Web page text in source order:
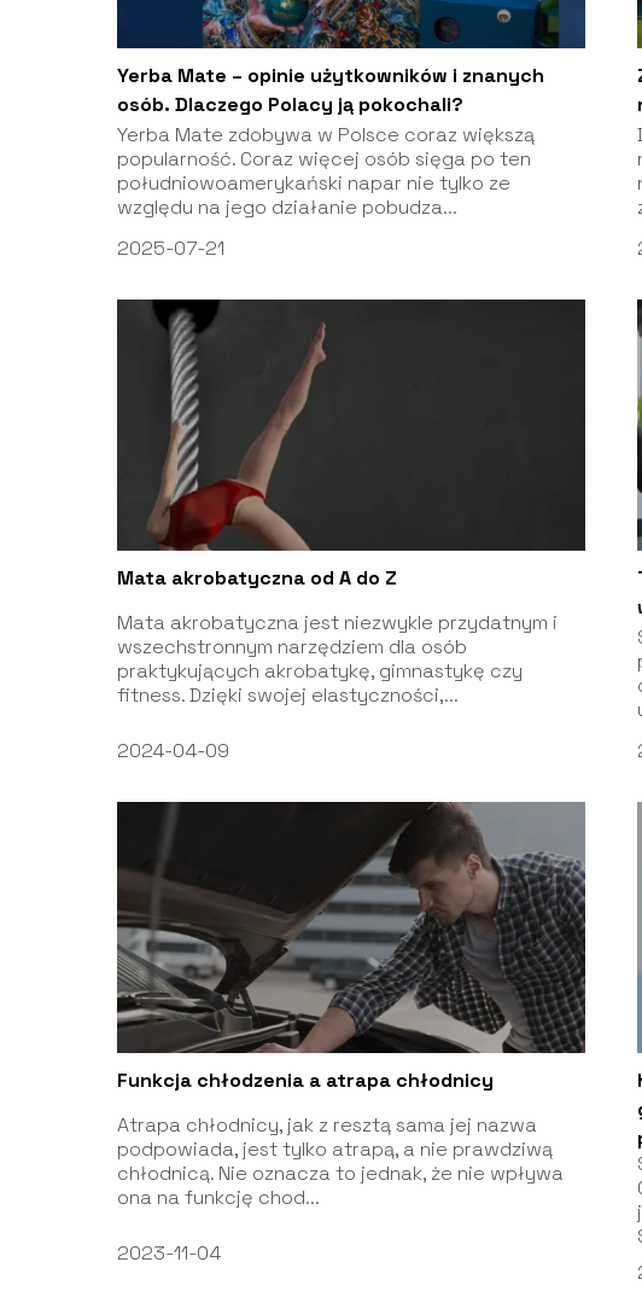
Yerba Mate – opinie użytkowników i znanych
osób. Dlaczego Polacy ją pokochali?
Yerba Mate zdobywa w Polsce coraz większą
popularność. Coraz więcej osób sięga po ten
południowoamerykański napar nie tylko ze
względu na jego działanie pobudza...
2025-07-21
Mata akrobatyczna od A do Z
Mata akrobatyczna jest niezwykle przydatnym i
wszechstronnym narzędziem dla osób
praktykujących akrobatykę, gimnastykę czy
fitness. Dzięki swojej elastyczności,...
2024-04-09
Funkcja chłodzenia a atrapa chłodnicy
Atrapa chłodnicy, jak z resztą sama jej nazwa
podpowiada, jest tylko atrapą, a nie prawdziwą
chłodnicą. Nie oznacza to jednak, że nie wpływa
ona na funkcję chod...
2023-11-04